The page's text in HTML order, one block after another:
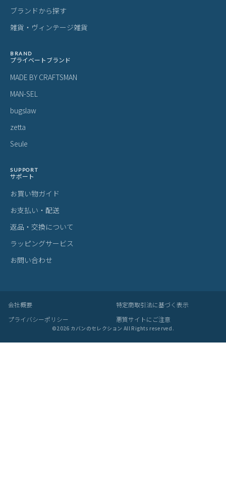
ブランドから探す
雑貨・ヴィンテージ雑貨
BRAND
プライベートブランド
MADE BY CRAFTSMAN
MAN-SEL
bugslaw
zetta
Seule
SUPPORT
サポート
お買い物ガイド
お支払い・配送
返品・交換について
ラッピングサービス
お問い合わせ
会社概要
特定商取引法に基づく表示
プライバシーポリシー
悪質サイトにご注意
©2026 カバンのセレクション All Rights reserved.